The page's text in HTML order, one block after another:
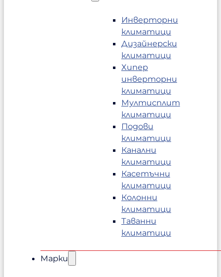
Инверторни
климатици
Дизайнерски
климатици
Хипер
инверторни
климатици
Мултисплит
климатици
Подови
климатици
Канални
климатици
Касетъчни
климатици
Колонни
климатици
Таванни
климатици
Марки